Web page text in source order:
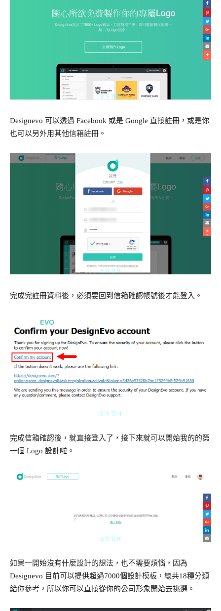
Designevo 可以透過 Facebook 或是 Google 直接註冊，或是你
也可以另外用其他信箱註冊。
完成完註冊資料後，必須要回到信箱確認帳號後才能登入。
完成信箱確認後，就直接登入了，接下來就可以開始我的的第
一個 Logo 設計啦。
如果一開始沒有什麼設計的想法，也不需要煩惱，因為
Designevo 目前可以提供超過7000個設計模板，總共18種分類
給你參考，所以你可以直接從你的公司形象開始去挑選。